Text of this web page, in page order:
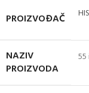
PROIZVOĐAČ
NAZIV
PROIZVODA